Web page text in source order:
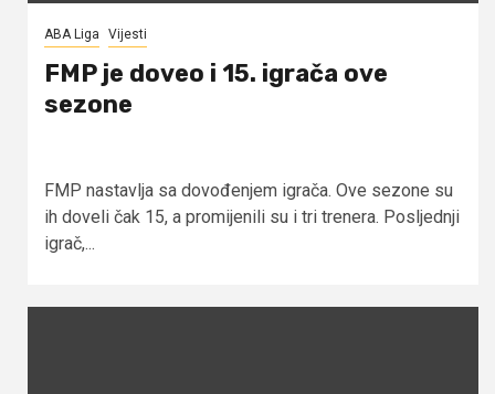
ABA Liga Vijesti
FMP je doveo i 15. igrača ove
sezone
FMP nastavlja sa dovođenjem igrača. Ove sezone su
ih doveli čak 15, a promijenili su i tri trenera. Posljednji
igrač,...